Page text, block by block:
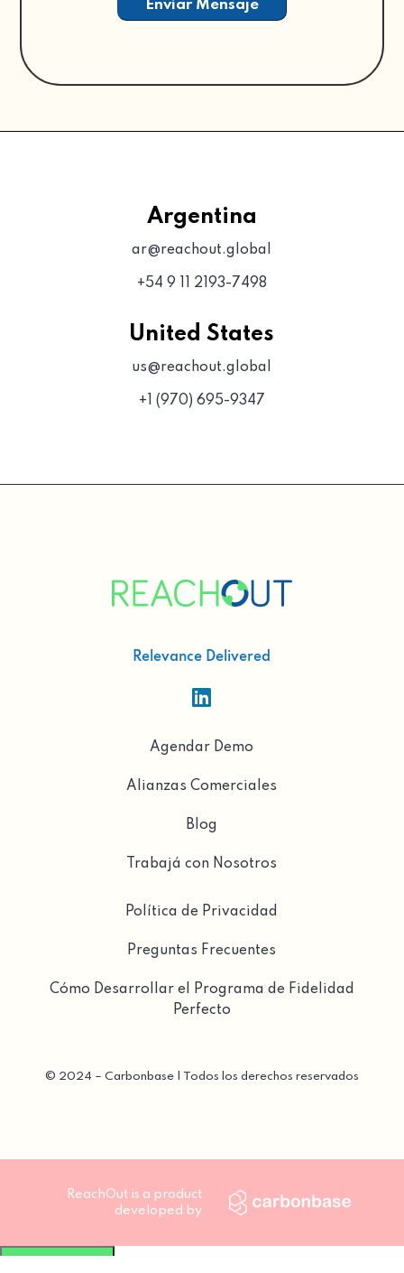
Argentina
ar@reachout.global
+54 9 11 2193-7498
United States
us@reachout.global
+1 (970) 695-9347
Relevance Delivered

Agendar Demo
Alianzas Comerciales
Blog
Trabajá con Nosotros
Política de Privacidad
Preguntas Frecuentes
Cómo Desarrollar el Programa de Fidelidad
Perfecto
© 2024 – Carbonbase | Todos los derechos reservados
ReachOut is a product
developed by